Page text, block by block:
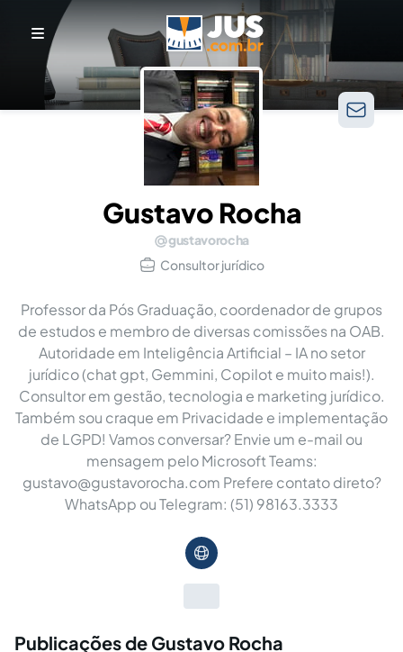
Gustavo Rocha
gustavorocha
Consultor jurídico
Professor da Pós Graduação, coordenador de grupos
de estudos e membro de diversas comissões na OAB.
Autoridade em Inteligência Artificial – IA no setor
jurídico (chat gpt, Gemmini, Copilot e muito mais!).
Consultor em gestão, tecnologia e marketing jurídico.
Também sou craque em Privacidade e implementação
de LGPD! Vamos conversar? Envie um e-mail ou
mensagem pelo Microsoft Teams:
gustavo@gustavorocha.com Prefere contato direto?
WhatsApp ou Telegram: (51) 98163.3333
Publicações de Gustavo Rocha